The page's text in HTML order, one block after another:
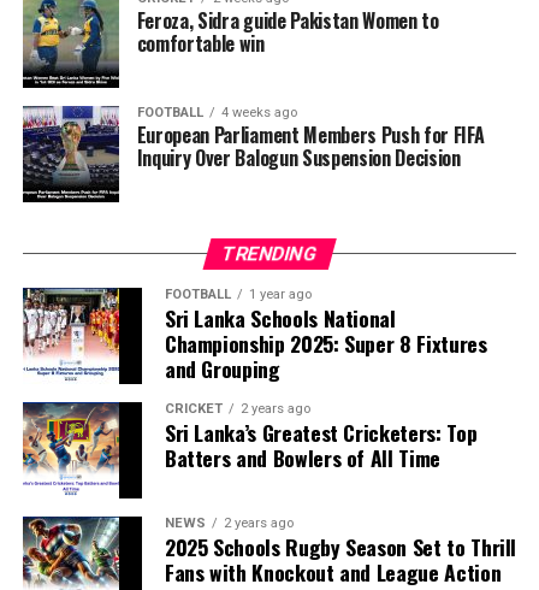
reversal of Balogun’s suspension and to assess what
they describe as other possible violations of FIFA’s
principle of political neutrality, including the awarding
of the FIFA Peace Prize to Trump.
FIFA has maintained that the decision to overturn
Balogun’s suspension was made independently by its
According to the lawmakers, support for the initiative is
growing, with 35 members of the European Parliament
already backing the proposal.
“The beauty of sport lies in the consistent and
transparent application of its rules,” the statement said.
“When political influence determines who is eligible to
compete, the principle of fairness is fundamentally
weakened.”
Feroza, Sidra guide Pakistan Women to
comfortable win
FOOTBALL 4 weeks ago
European Parliament Members Push for FIFA
Inquiry Over Balogun Suspension Decision
TRENDING
FOOTBALL 1 year ago
Sri Lanka Schools National
Championship 2025: Super 8 Fixtures
and Grouping
CRICKET 2 years ago
Sri Lanka’s Greatest Cricketers: Top
Batters and Bowlers of All Time
NEWS 2 years ago
2025 Schools Rugby Season Set to Thrill
Fans with Knockout and League Action